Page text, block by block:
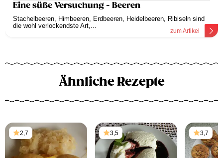
Eine süße Versuchung - Beeren
Stachelbeeren, Himbeeren, Erdbeeren, Heidelbeeren, Ribiseln sind
die wohl verlockendste Art,...
zum Artikel
Ähnliche Rezepte
2,7 3,5 3,7